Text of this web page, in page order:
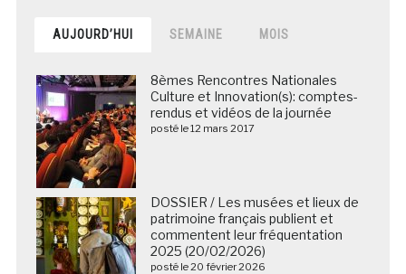
AUJOURD’HUI SEMAINE MOIS
8èmes Rencontres Nationales
Culture et Innovation(s): comptes-
rendus et vidéos de la journée
posté le 12 mars 2017
DOSSIER / Les musées et lieux de
patrimoine français publient et
commentent leur fréquentation
2025 (20/02/2026)
posté le 20 février 2026